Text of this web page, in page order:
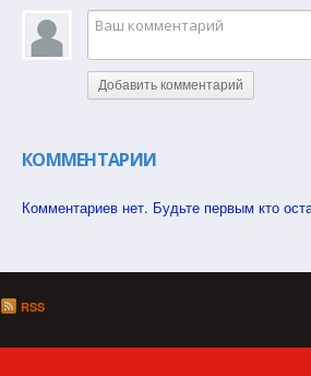
Добавить комментарий
КОММЕНТАРИИ
Комментариев нет. Будьте первым кто
RSS